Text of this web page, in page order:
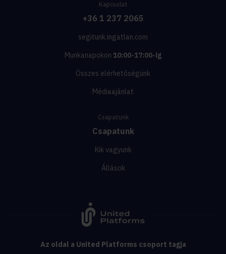
Kapcsolat
+36 1 237 2065
segitunk.ingatlan.com
Munkanapokon 10:00-17:00-ig
Összes elérhetőségünk
Médiaajánlat
Csapatunk
Csapatunk
Kik vagyunk
Állások
Az oldal a United Platforms csoport tagja